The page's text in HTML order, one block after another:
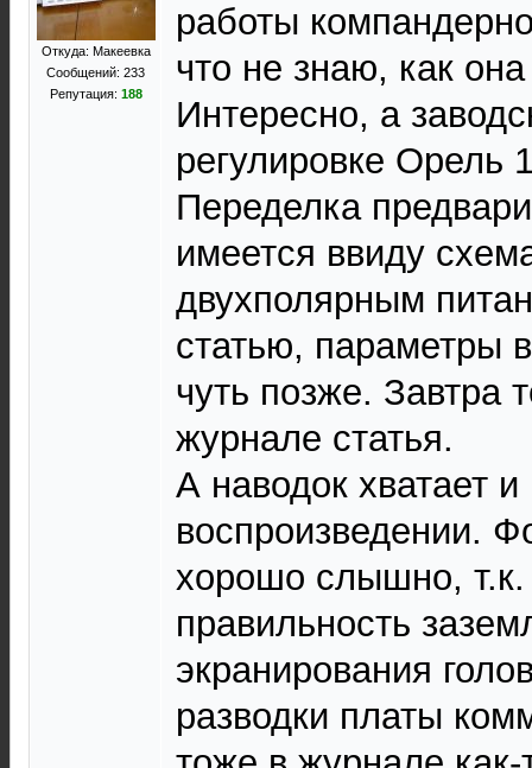
Откуда: Макеевка
Сообщений: 233
Репутация: 188
работы
что не знаю, как
Интересно, а
регулировке Орель
Переделка
имеется ввиду
двухполярным
статью, параметры
чуть позже. Завтра
журнале статья.
А наводок хватает и
воспроизведении.
хорошо слышно,
правильность
экранирования
разводки платы